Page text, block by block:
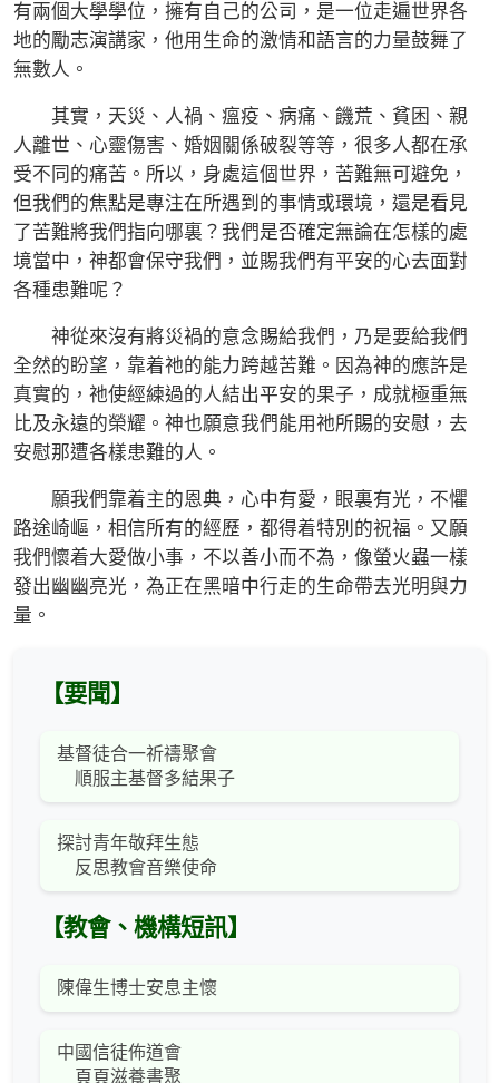
有兩個大學學位，擁有自己的公司，是一位走遍世界各
地的勵志演講家，他用生命的激情和語言的力量鼓舞了
無數人。
其實，天災、人禍、瘟疫、病痛、饑荒、貧困、親
人離世、心靈傷害、婚姻關係破裂等等，很多人都在承
受不同的痛苦。所以，身處這個世界，苦難無可避免，
但我們的焦點是專注在所遇到的事情或環境，還是看見
了苦難將我們指向哪裏？我們是否確定無論在怎樣的處
境當中，神都會保守我們，並賜我們有平安的心去面對
各種患難呢？
神從來沒有將災禍的意念賜給我們，乃是要給我們
全然的盼望，靠着祂的能力跨越苦難。因為神的應許是
真實的，祂使經練過的人結出平安的果子，成就極重無
比及永遠的榮耀。神也願意我們能用祂所賜的安慰，去
安慰那遭各樣患難的人。
願我們靠着主的恩典，心中有愛，眼裏有光，不懼
路途崎嶇，相信所有的經歷，都得着特別的祝福。又願
我們懷着大愛做小事，不以善小而不為，像螢火蟲一樣
發出幽幽亮光，為正在黑暗中行走的生命帶去光明與力
量。
【要聞】
基督徒合一祈禱聚會
順服主基督多結果子
探討青年敬拜生態
反思教會音樂使命
【教會、機構短訊】
陳偉生博士安息主懷
中國信徒佈道會
頁頁滋養書聚